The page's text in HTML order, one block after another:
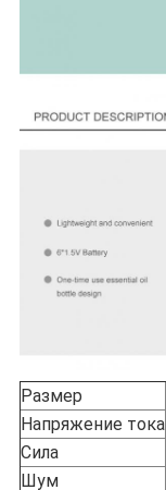
Размер
Напряжение тока
Сила
Шум